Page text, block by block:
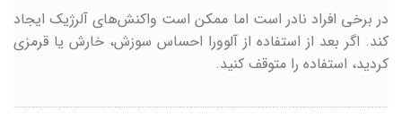
در برخی افراد نادر است اما ممکن است واکنش‌های آلرژیک ایجاد
کند. اگر بعد از استفاده از آلوورا احساس سوزش، خارش یا قرمزی
کردید، استفاده را متوقف کنید.